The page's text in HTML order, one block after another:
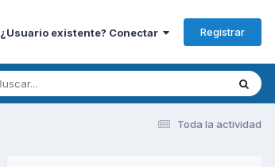
¿Usuario existente? Conectar Registrar
Toda la actividad